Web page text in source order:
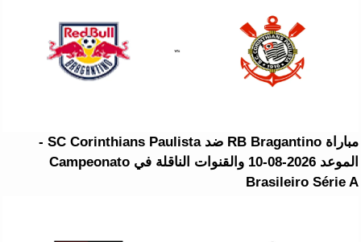
مباراة RB Bragantino ضد SC Corinthians Paulista -
الموعد 2026-08-10 والقنوات الناقلة في Campeonato
Brasileiro Série A